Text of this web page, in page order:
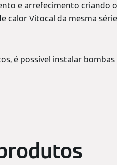
e arrefecimento criando
calor Vitocal da mesma
é possível instalar bombas